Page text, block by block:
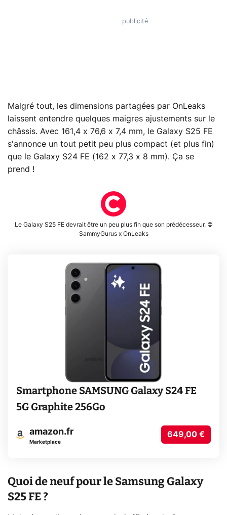
Malgré tout, les dimensions partagées par OnLeaks
laissent entendre quelques maigres ajustements sur le
châssis. Avec 161,4 x 76,6 x 7,4 mm, le Galaxy S25 FE
s'annonce un tout petit peu plus compact (et plus fin)
que le Galaxy S24 FE (162 x 77,3 x 8 mm). Ça se
prend !
Le Galaxy S25 FE devrait être un peu plus fin que son prédécesseur. ©
SammyGurus x OnLeaks
Smartphone SAMSUNG Galaxy S24 FE
5G Graphite 256Go
amazon.fr
Marketplace
649,00 €
Quoi de neuf pour le Samsung Galaxy
S25 FE ?